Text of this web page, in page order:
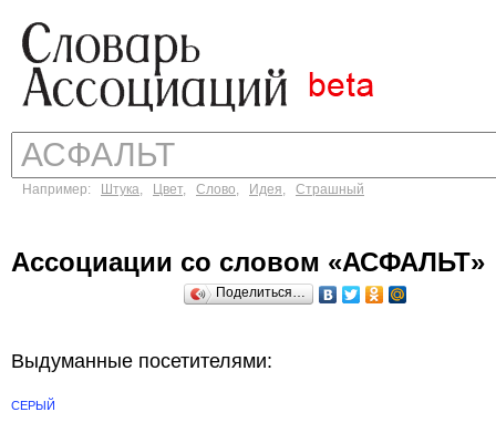
Например: Штука, Цвет, Слово, Идея, Страшный
Ассоциации со словом «АСФАЛЬТ»
Поделиться…
Выдуманные посетителями:
СЕРЫЙ